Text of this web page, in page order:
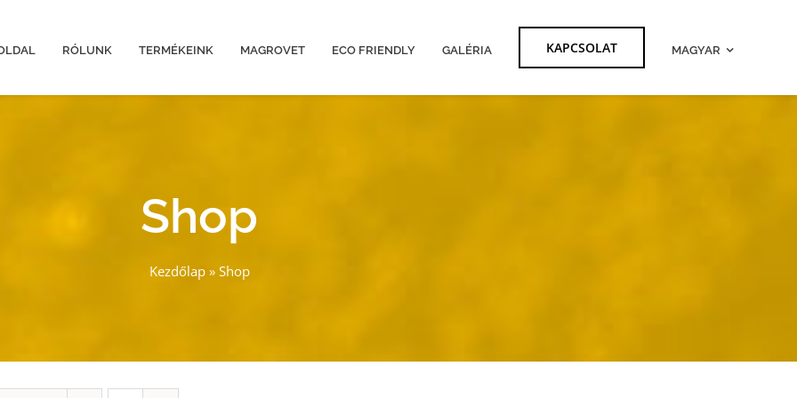
RÓLUNK TERMÉKEINK MAGROVET ECO FRIENDLY GALÉRIA KAPCSOLAT MAGYAR
Shop
Kezdőlap» Shop